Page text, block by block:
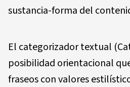
sustancia-forma del
El categorizador textual
posibilidad orientacional
fraseos con valores